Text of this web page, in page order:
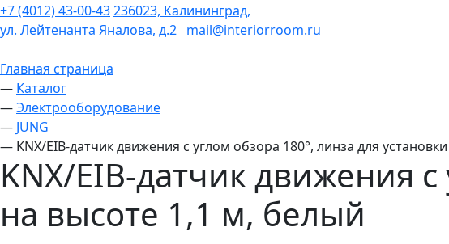
+7 (4012) 43-00-43236023, Калининград,
ул. Лейтенанта Яналова, д.2 mail@interiorroom.ru
Главная страница
— Каталог
—Электрооборудование
— JUNG
— KNX/EIB-датчик движения с углом обзора 180°, линза для
KNX/EIB-датчик движения
на высоте 1,1 м, белый